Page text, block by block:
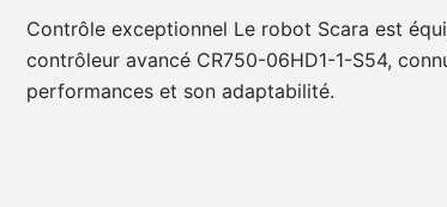
Contrôle exceptionnel Le robot Scara est
contrôleur avancé CR750-06HD1-1-S54,
performances et son adaptabilité.